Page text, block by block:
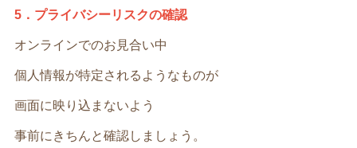
5．プライバシーリスクの確認
オンラインでのお見合い中
個人情報が特定されるようなものが
画面に映り込まないよう
事前にきちんと確認しましょう。